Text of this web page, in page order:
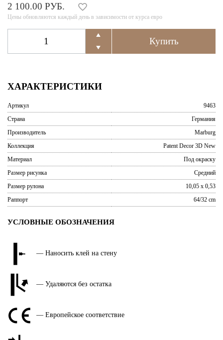
2 100.00 РУБ.
Цены обновляются каждый день в зависимости от курса евро
ХАРАКТЕРИСТИКИ
Артикул
9463
Страна
Германия
Производитель
Marburg
Коллекция
Patent Decor 3D New
Материал
Под окраску
Размер рисунка
Средний
Размер рулона
10,05 x 0,53
Раппорт
64/32 cm
УСЛОВНЫЕ ОБОЗНАЧЕНИЯ
— Наносить клей на стену
— Удаляются без остатка
— Европейское соответствие